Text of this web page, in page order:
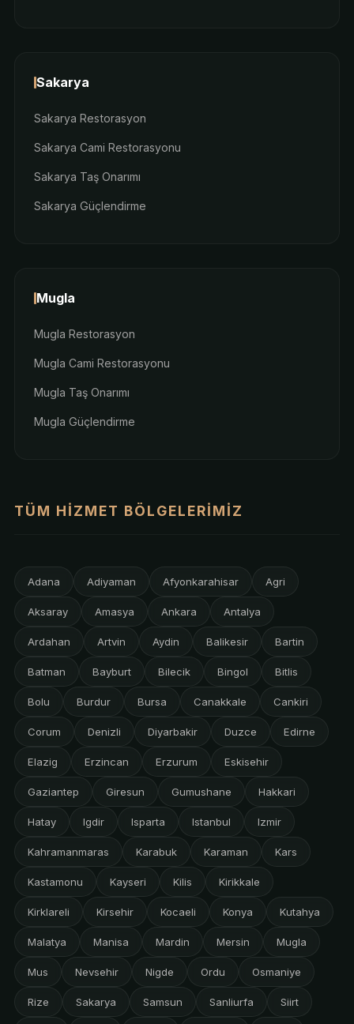
Sakarya
Sakarya Restorasyon
Sakarya Cami Restorasyonu
Sakarya Taş Onarımı
Sakarya Güçlendirme
Mugla
Mugla Restorasyon
Mugla Cami Restorasyonu
Mugla Taş Onarımı
Mugla Güçlendirme
TÜM HIZMET BÖLGELERIMIZ
Adana Adiyaman Afyonkarahisar Agri
Aksaray Amasya Ankara Antalya
Ardahan Artvin Aydin Balikesir Bartin
Batman Bayburt Bilecik Bingol Bitlis
Bolu Burdur Bursa Canakkale Cankiri
Corum Denizli Diyarbakir Duzce Edirne
Elazig Erzincan Erzurum Eskisehir
Gaziantep Giresun Gumushane Hakkari
Hatay Igdir Isparta Istanbul Izmir
Kahramanmaras Karabuk Karaman Kars
Kastamonu Kayseri Kilis Kirikkale
Kirklareli Kirsehir Kocaeli Konya Kutahya
Malatya Manisa Mardin Mersin Mugla
Mus Nevsehir Nigde Ordu Osmaniye
Rize Sakarya Samsun Sanliurfa Siirt